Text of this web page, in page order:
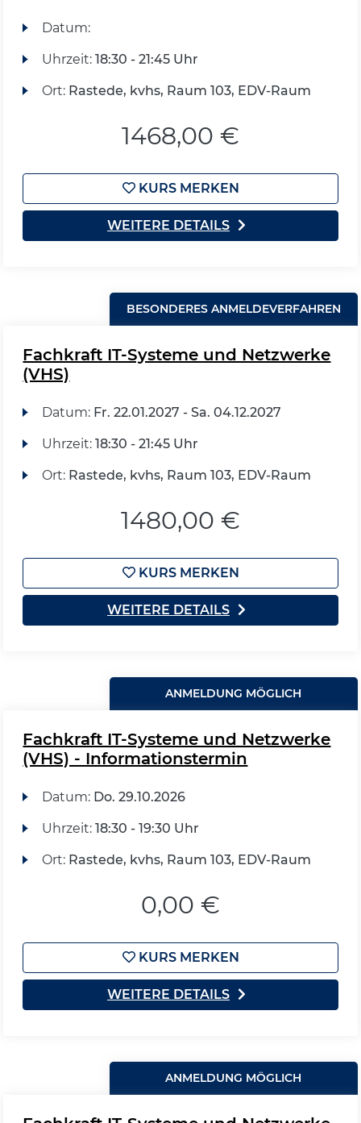
Datum:
Uhrzeit: 18:30 - 21:45 Uhr
Ort: Rastede, kvhs, Raum 103, EDV-Raum
1468,00 €
KURS MERKEN
WEITERE DETAILS
BESONDERES ANMELDEVERFAHREN
Fachkraft IT-Systeme und Netzwerke
(VHS)
Datum: Fr. 22.01.2027 - Sa. 04.12.2027
Uhrzeit: 18:30 - 21:45 Uhr
Ort: Rastede, kvhs, Raum 103, EDV-Raum
1480,00 €
KURS MERKEN
WEITERE DETAILS
ANMELDUNG MÖGLICH
Fachkraft IT-Systeme und Netzwerke
(VHS) - Informationstermin
Datum: Do. 29.10.2026
Uhrzeit: 18:30 - 19:30 Uhr
Ort: Rastede, kvhs, Raum 103, EDV-Raum
0,00 €
KURS MERKEN
WEITERE DETAILS
ANMELDUNG MÖGLICH